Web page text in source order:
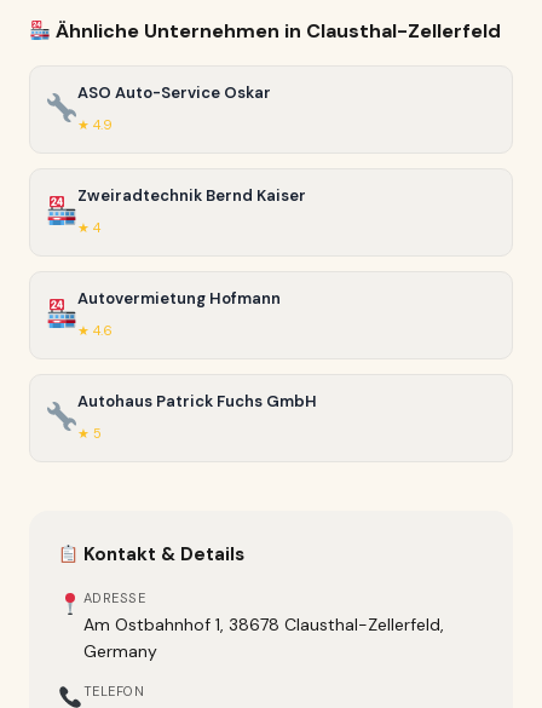
Ähnliche Unternehmen in Clausthal-Zellerfeld
ASO Auto-Service Oskar
★ 4.9
Zweiradtechnik Bernd Kaiser
★ 4
Autovermietung Hofmann
★ 4.6
Autohaus Patrick Fuchs GmbH
★ 5
Kontakt & Details
ADRESSE
Am Ostbahnhof 1, 38678 Clausthal-Zellerfeld,
Germany
TELEFON